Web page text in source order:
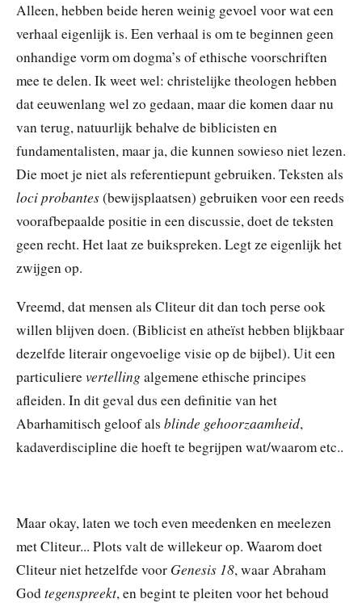
Alleen, hebben beide heren weinig gevoel voor wat een
verhaal eigenlijk is. Een verhaal is om te beginnen geen
onhandige vorm om dogma’s of ethische voorschriften
mee te delen. Ik weet wel: christelijke theologen hebben
dat eeuwenlang wel zo gedaan, maar die komen daar nu
van terug, natuurlijk behalve de biblicisten en
fundamentalisten, maar ja, die kunnen sowieso niet lezen.
Die moet je niet als referentiepunt gebruiken. Teksten als
loci probantes(bewijsplaatsen) gebruiken voor een reeds
voorafbepaalde positie in een discussie, doet de teksten
geen recht. Het laat ze buikspreken. Legt ze eigenlijk het
zwijgen op.
Vreemd, dat mensen als Cliteur dit dan toch perse ook
willen blijven doen. (Biblicist en atheïst hebben blijkbaar
dezelfde literair ongevoelige visie op de bijbel). Uit een
particulierevertelling algemene ethische principes
afleiden. In dit geval dus een definitie van het
Abarhamitisch geloof als blinde gehoorzaamheid,
kadaverdiscipline die hoeft te begrijpen wat/waarom etc..
Maar okay, laten we toch even meedenken en meelezen
met Cliteur... Plots valt de willekeur op. Waarom doet
Cliteur niet hetzelfde voor Genesis 18, waar Abraham
Godtegenspreekt, en begint te pleiten voor het behoud